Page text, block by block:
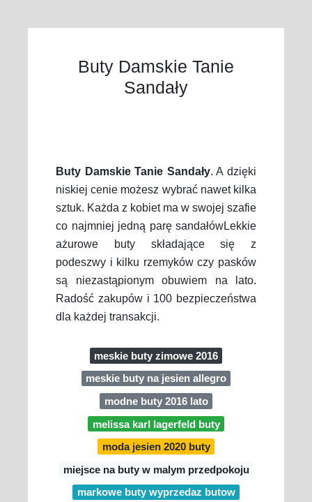
Buty Damskie Tanie
Sandały
Buty Damskie Tanie Sandały. A dzięki
niskiej cenie możesz wybrać nawet kilka
sztuk. Każda z kobiet ma w swojej szafie
co najmniej jedną parę sandałówLekkie
ażurowe buty składające się z
podeszwy i kilku rzemyków czy pasków
są niezastąpionym obuwiem na lato.
Radość zakupów i 100 bezpieczeństwa
dla każdej transakcji.
meskie buty zimowe 2016
meskie buty na jesien allegro
modne buty 2016 lato
melissa karl lagerfeld buty
moda jesien 2020 buty
miejsce na buty w malym przedpokoju
markowe buty wyprzedaz butow